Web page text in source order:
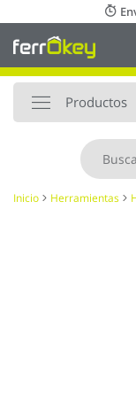
al
contenido
Productos
Inicio Herramientas